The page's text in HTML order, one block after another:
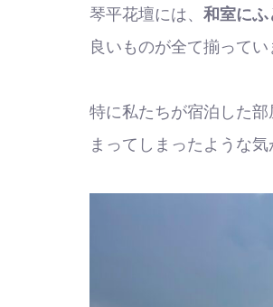
琴平花壇には、 和室にふ
良いものが全て揃ってい
特に私たちが宿泊した
まってしまったような気